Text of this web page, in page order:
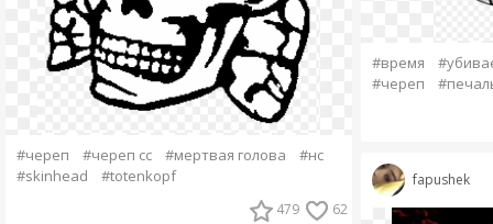
#череп #череп сс #мертвая голова
#нс
#skinhead
#totenkopf
479 62
#время
#череп
fapushek